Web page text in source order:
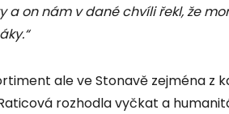
a on nám v dané chvíli řekl, že
ale ve Stonavě zejména z
rozhodla vyčkat a